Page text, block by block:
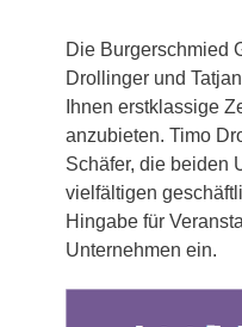
Die Burgerschmied
Drollinger und
Ihnen erstklassige
anzubieten. Timo
Schäfer, die beiden
vielfältigen
Hingabe für
Unternehmen ein.